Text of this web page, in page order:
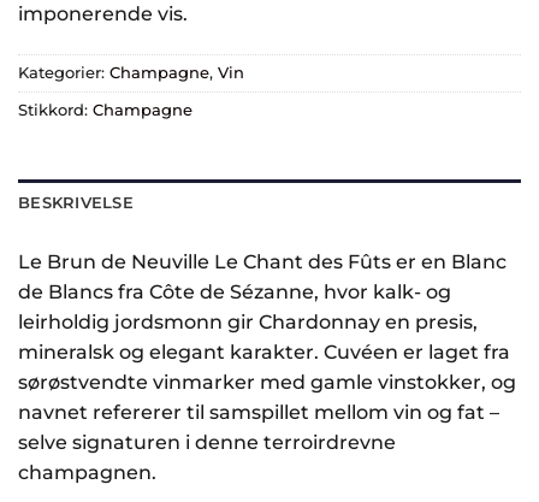
imponerende vis.
Kategorier: Champagne, Vin
Stikkord: Champagne
BESKRIVELSE
Le Brun de Neuville Le Chant des Fûts er en Blanc
de Blancs fra Côte de Sézanne, hvor kalk- og
leirholdig jordsmonn gir Chardonnay en presis,
mineralsk og elegant karakter. Cuvéen er laget fra
sørøstvendte vinmarker med gamle vinstokker, og
navnet refererer til samspillet mellom vin og fat –
selve signaturen i denne terroirdrevne
champagnen.